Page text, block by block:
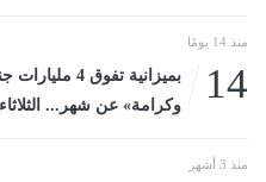
منذ 14 يومًا
14
بميزانية
وكرامة» عن شهر... الثلاثاء، 14 يوليو 2026 10:46
منذ 3 أشهر